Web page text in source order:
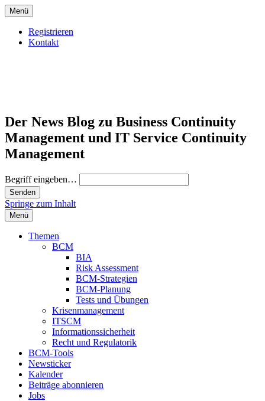
Menü
Registrieren
Kontakt
Der News Blog zu Business Continuity
Management und IT Service Continuity
Management
Begriff eingeben…
Springe zum Inhalt
Menü
Themen
BCM
BIA
Risk Assessment
BCM-Strategien
BCM-Planung
Tests und Übungen
Krisenmanagement
ITSCM
Informationssicherheit
Recht und Regulatorik
BCM-Tools
Newsticker
Kalender
Beiträge abonnieren
Jobs